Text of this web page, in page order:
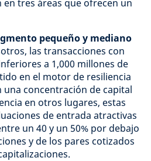
en tres áreas que ofrecen un
pequeño y mediano
las transacciones con
a 1,000 millones de
en el motor de resiliencia
una concentración de capital
en otros lugares, estas
de entrada atractivas
un 40 y un 50% por debajo
y de los pares cotizados